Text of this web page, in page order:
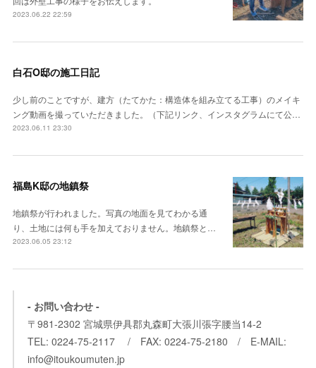
2023.06.22 22:59
白石O邸の施工日記
少し前のことですが、建方（たてかた：構造体を組み立てる工事）のメイキ
ング動画を撮っていただきました。（下記リンク、インスタグラムにて公…
2023.06.11 23:30
福島K邸の地鎮祭
地鎮祭が行われました。写真の地面を見てわかる通
り、土地には何も手を加えておりません。地鎮祭と…
2023.06.05 23:12
- お問い合わせ -
〒981-2302 宮城県伊具郡丸森町大張川張字腰当14-2
TEL: 0224-75-2117 / FAX: 0224-75-2180 / E-MAIL:
info@itoukoumuten.jp